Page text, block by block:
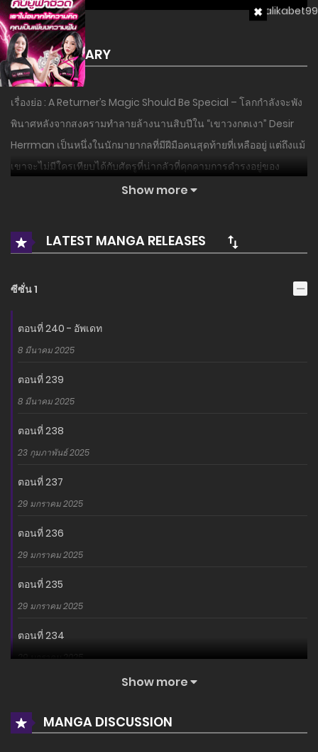
SUMMARY
เรื่องย่อ : A Returner’s Magic Should Be Special – โลกกำลังจะพัง
พินาศหลังจากสงครามทำลายล้างนานสิบปีใน “เขาวงกตเงา” Desir
Herrman เป็นหนึ่งในนักมายากลที่มีฝีมือคนสุดท้ายที่เหลืออยู่ แต่ถึงแม้
เขาจะไม่มีใครเทียบได้กับศัตรูที่น่ากลัวที่คุกคามการดำรงอยู่ของ
มนุษยชาติ เมื่อเขาแน่ใจว่าจุดจบมาถึงแล้วเขาก็ถูกส่งกลับไปในช่วง
ด้วยโอกาสครั้งที่สองที่หายากนี้ Desir มุ่งมั่นที่จะช่วยตัวเองไม่เพียง แต่
ยังรวมถึงเพื่อนและสหายที่เขาเสียไปด้วย มีความรู้ว่าอนาคตของพวก
หรือไม่หรือพวกเขาทั้งหมดถึงวาระที่จะหวนกลับไปสู่ชะตากรรมที่เลว
ร้ายเช่นเดียวกัน อิงจากนวนิยายฮิต…
อ่านเรื่องนี้ก่อนใครได้ที่ MANGA-LC.NET เท่านั้น!
Show more
LATEST MANGA RELEASES
ซีซั่น 1
ตอนที่ 240 - อัพเดท
8 มีนาคม 2025
ตอนที่ 239
8 มีนาคม 2025
ตอนที่ 238
23 กุมภาพันธ์ 2025
ตอนที่ 237
29 มกราคม 2025
ตอนที่ 236
29 มกราคม 2025
ตอนที่ 235
29 มกราคม 2025
ตอนที่ 234
29 มกราคม 2025
ตอนที่ 232
Show more
MANGA DISCUSSION